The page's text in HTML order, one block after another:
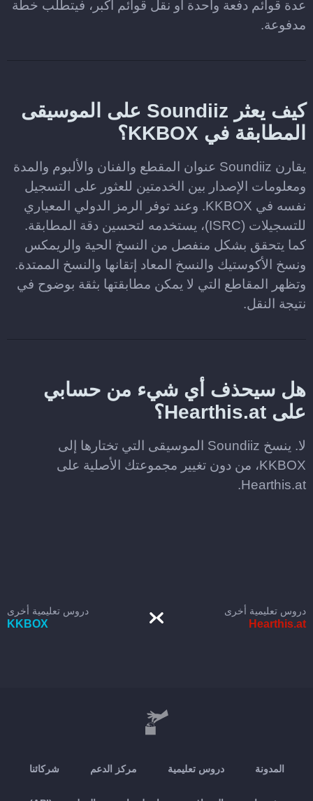
عدة قوائم دفعة واحدة أو نقل قوائم أكبر، فيتطلب خطة
مدفوعة.
كيف يعثر Soundiiz على الموسيقى
المطابقة في KKBOX؟
يقارن Soundiiz عنوان المقطع والفنان والألبوم والمدة
ومعلومات الإصدار بين الخدمتين للعثور على التسجيل
نفسه في KKBOX. وعند توفر الرمز الدولي المعياري
للتسجيلات (ISRC)، يستخدمه لتحسين دقة المطابقة.
كما يتحقق بشكل منفصل من النسخ الحية والريمكس
ونسخ الأكوستيك والنسخ المعاد إتقانها والنسخ الممتدة.
وتظهر المقاطع التي لا يمكن مطابقتها بثقة بوضوح في
نتيجة النقل.
هل سيحذف أي شيء من حسابي
على Hearthis.at؟
لا. ينسخ Soundiiz الموسيقى التي تختارها إلى
KKBOX، من دون تغيير مجموعتك الأصلية على
Hearthis.at.
دروس تعليمية أخرى
Hearthis.at
دروس تعليمية أخرى
KKBOX
المدونة دروس تعليمية مركز الدعم شركائنا